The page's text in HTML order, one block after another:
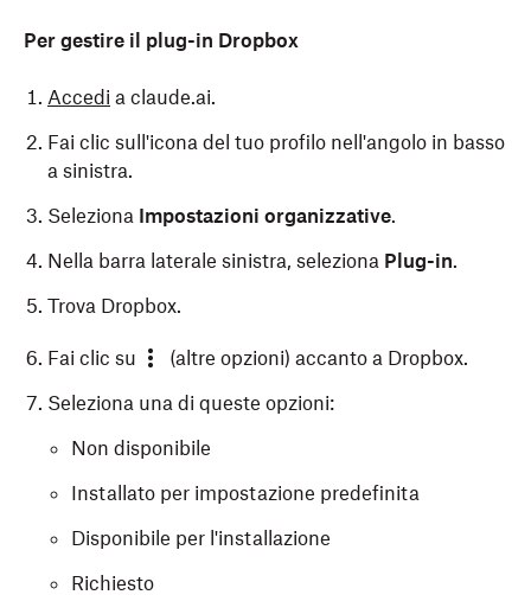
Per gestire il plug-in Dropbox
Accedi a claude.ai.
Fai clic sull'icona del tuo profilo nell'angolo in basso
a sinistra.
Seleziona Impostazioni organizzative.
Nella barra laterale sinistra, seleziona Plug-in.
Trova Dropbox.
Fai clic su
(altre opzioni) accanto a Dropbox.
Seleziona una di queste opzioni:
Non disponibile
Installato per impostazione predefinita
Disponibile per l'installazione
Richiesto